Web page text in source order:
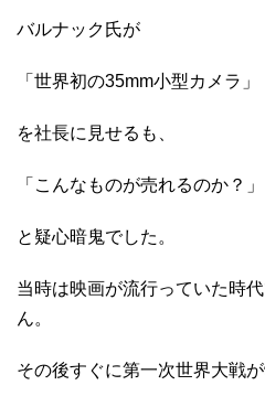
バルナック氏が
「世界初の35mm小型カメラ」
を社長に見せるも、
「こんなものが売れるのか？」
と疑心暗鬼でした。
当時は映画が流行っていた時
ん。
その後すぐに第一次世界大戦が